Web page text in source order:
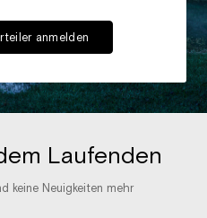
anmelden
Laufenden
keine Neuigkeiten mehr